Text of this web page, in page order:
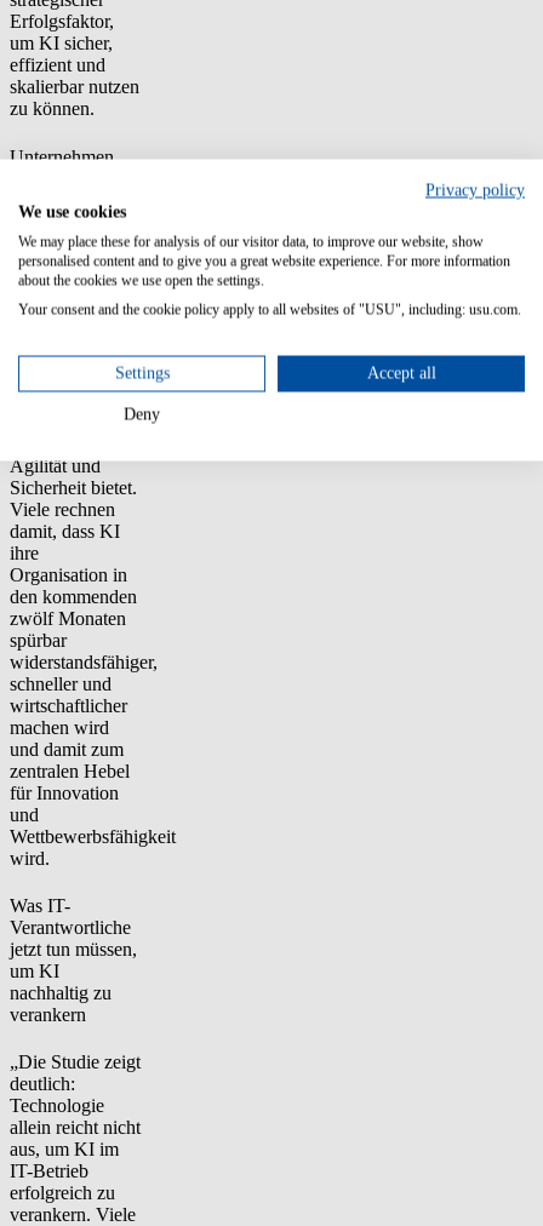
Erfolgsfaktor,
um KI sicher,
effizient und
skalierbar nutzen
zu können.
Unternehmen
deutliche
Effizienz- und
Agilitätsgewinne
Trotz aller
Hürden
Befragten, dass
KI erhebliches
Steigerung von
Agilität und
Sicherheit bietet.
Viele rechnen
damit, dass KI
ihre
Organisation in
den kommenden
zwölf Monaten
spürbar
widerstandsfähiger,
schneller und
wirtschaftlicher
machen wird
und damit zum
zentralen Hebel
für Innovation
und
Wettbewerbsfähigkeit
wird.
Was IT-
Verantwortliche
jetzt tun müssen,
um KI
nachhaltig zu
verankern
„Die Studie zeigt
deutlich:
Technologie
allein reicht nicht
aus, um KI im
IT-Betrieb
erfolgreich zu
verankern. Viele
Privacy policy
We use cookies
We may place these for analysis of our visitor data, to improve our website, show
personalised content and to give you a great website experience. For more information
about the cookies we use open the settings.
Your consent and the cookie policy apply to all websites of "USU", including: usu.com.
Settings Accept all
Deny